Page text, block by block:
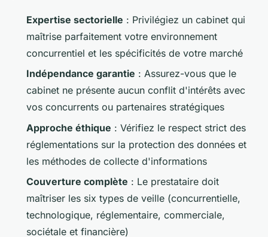
Expertise sectorielle : Privilégiez un cabinet qui
maîtrise parfaitement votre environnement
concurrentiel et les spécificités de votre marché
Indépendance garantie : Assurez-vous que le
cabinet ne présente aucun conflit d'intérêts avec
vos concurrents ou partenaires stratégiques
Approche éthique : Vérifiez le respect strict des
réglementations sur la protection des données et
les méthodes de collecte d'informations
Couverture complète : Le prestataire doit
maîtriser les six types de veille (concurrentielle,
technologique, réglementaire, commerciale,
sociétale et financière)